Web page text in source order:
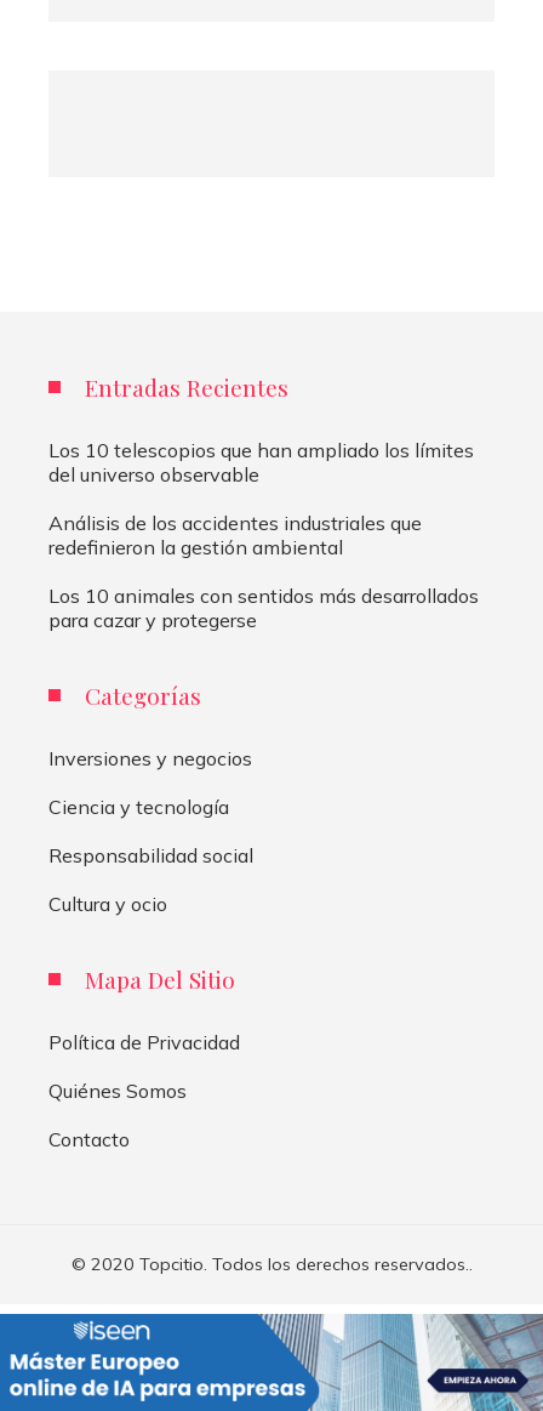
Entradas Recientes
Los 10 telescopios que han ampliado los límites
del universo observable
Análisis de los accidentes industriales que
redefinieron la gestión ambiental
Los 10 animales con sentidos más desarrollados
para cazar y protegerse
Categorías
Inversiones y negocios
Ciencia y tecnología
Responsabilidad social
Cultura y ocio
Mapa Del Sitio
Política de Privacidad
Quiénes Somos
Contacto
© 2020 Topcitio. Todos los derechos reservados..